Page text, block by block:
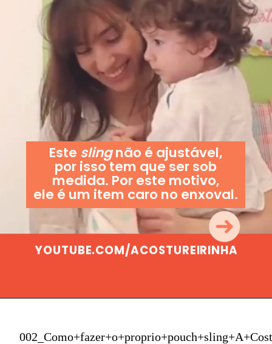
Este slingnão é ajustável,
por isso tem que ser sob
medida. Por este motivo,
ele é um item caro no enxoval.
YOUTUBE.COM/ACOSTUREIRINHA